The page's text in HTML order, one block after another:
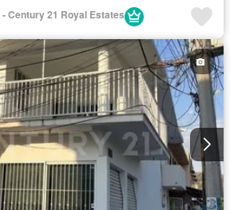
Century 21 Royal Estates